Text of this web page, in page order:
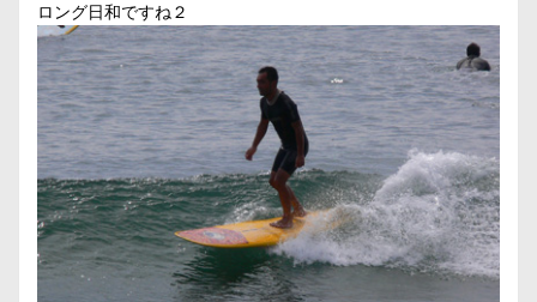
ロング日和ですね２